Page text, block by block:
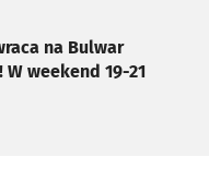
na Bulwar
weekend 19-21